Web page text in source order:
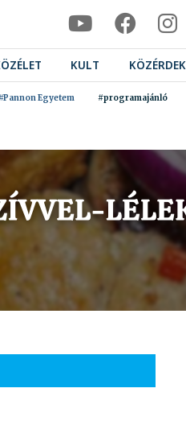
KULT
Egyetem #programajánló